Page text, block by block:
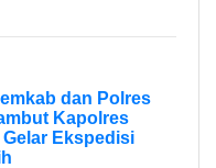
dan Polres
Kapolres
Gelar Ekspedisi